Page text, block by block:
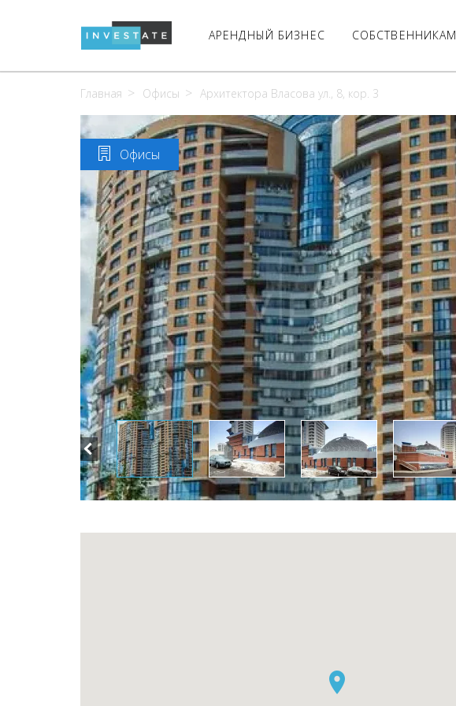
АРЕНДНЫЙ БИЗНЕС СОБСТВЕННИКАМ
Главная Офисы
Архитектора Власова ул., 8, кор. 3
Офисы